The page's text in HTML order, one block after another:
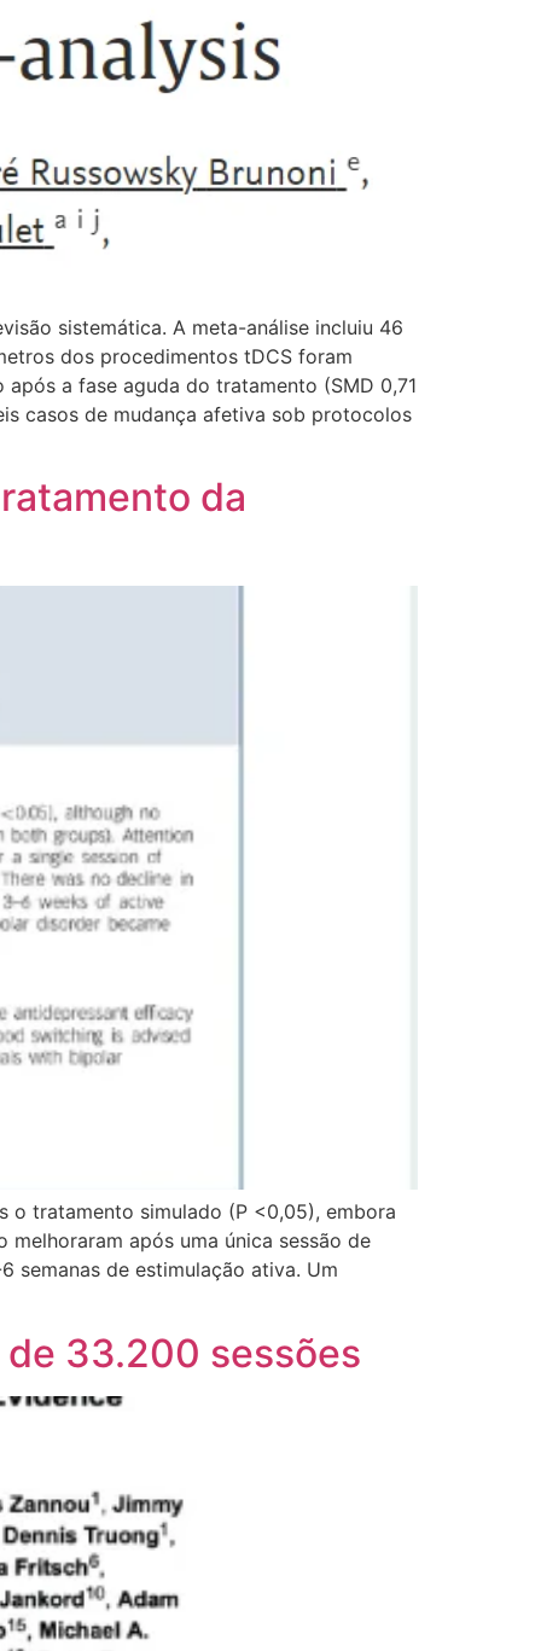
sistemática. A meta-análise incluiu 46
dos procedimentos tDCS foram
a fase aguda do tratamento (SMD 0,71
casos de mudança afetiva sob protocolos
da
o tratamento simulado (P <0,05), embora
após uma única sessão de
semanas de estimulação ativa. Um
33.200 sessões